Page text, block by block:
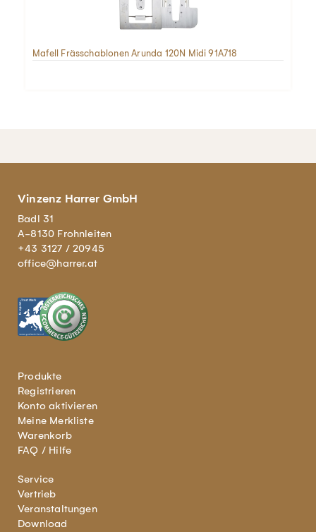
Mafell Frässchablonen Arunda 120N Midi 91A718
Vinzenz Harrer GmbH
Badl 31
A-8130 Frohnleiten
+43 3127 / 20945
office@harrer.at
Produkte
Registrieren
Konto aktivieren
Meine Merkliste
Warenkorb
FAQ / Hilfe
Service
Vertrieb
Veranstaltungen
Download